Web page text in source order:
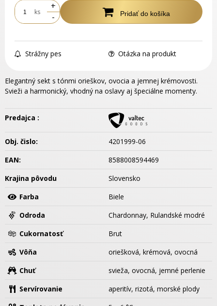
ks
+
-
Pridať do košíka
Strážny pes Otázka na produkt
Elegantný sekt s tónmi orieškov, ovocia a jemnej krémovosti.
Svieži a harmonický, vhodný na oslavy aj špeciálne momenty.
Predajca :
Obj. čislo:
4201999-06
EAN:
8588008594469
Krajina pôvodu
Slovensko
Farba
Biele
Odroda
Chardonnay, Rulandské modré
Cukornatosť
Brut
Vôňa
oriešková, krémová, ovocná
Chuť
svieža, ovocná, jemné perlenie
Servírovanie
aperitív, rizotá, morské plody